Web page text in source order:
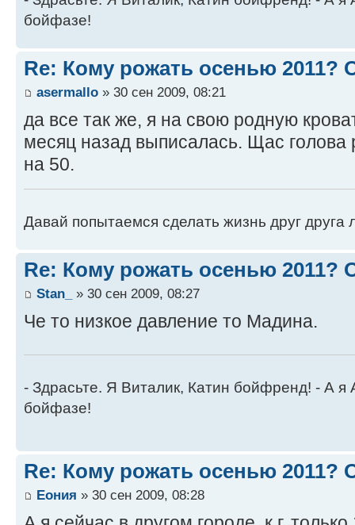
бойфазе!
Re: Кому рожать осенью 2011?
asermallo » 30 сен 2009, 08:21
да все так же, я на свою родную
месяц назад выписалась. Щас голова
на 50.
Давай попытаемся сделать жизнь друг друга
Re: Кому рожать осенью 2011?
Stan_ » 30 сен 2009, 08:27
Че то низкое давление то Мадина.
- Здрасьте. Я Виталик, Катин бойфренд! - А я
бойфазе!
Re: Кому рожать осенью 2011?
Еония » 30 сен 2009, 08:28